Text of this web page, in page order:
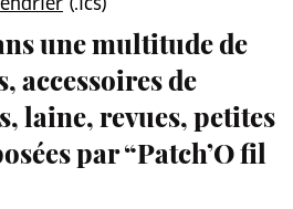
une multitude de
accessoires de
laine, revues, petites
par “Patch’O fil